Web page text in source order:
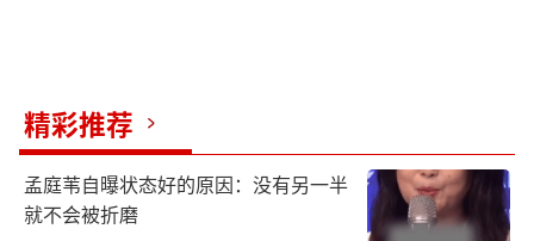
精彩推荐
孟庭苇自曝状态好的原因：没有另一半
就不会被折磨